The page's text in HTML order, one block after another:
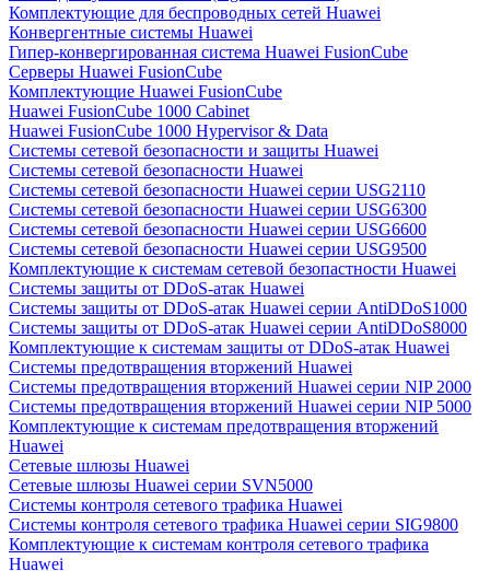
Комплектующие для беспроводных сетей Huawei
Конвергентные системы Huawei
Гипер-конвергированная система Huawei FusionCube
Серверы Huawei FusionCube
Комплектующие Huawei FusionCube
Huawei FusionCube 1000 Cabinet
Huawei FusionCube 1000 Hypervisor & Data
Системы сетевой безопасности и защиты Huawei
Системы сетевой безопасности Huawei
Системы сетевой безопасности Huawei серии USG2110
Системы сетевой безопасности Huawei серии USG6300
Системы сетевой безопасности Huawei серии USG6600
Системы сетевой безопасности Huawei серии USG9500
Комплектующие к системам сетевой безопастности Huawei
Системы защиты от DDoS-атак Huawei
Системы защиты от DDoS-атак Huawei серии AntiDDoS1000
Системы защиты от DDoS-атак Huawei серии AntiDDoS8000
Комплектующие к системам защиты от DDoS-атак Huawei
Системы предотвращения вторжений Huawei
Системы предотвращения вторжений Huawei серии NIP 2000
Системы предотвращения вторжений Huawei серии NIP 5000
Комплектующие к системам предотвращения вторжений
Huawei
Сетевые шлюзы Huawei
Сетевые шлюзы Huawei серии SVN5000
Системы контроля сетевого трафика Huawei
Системы контроля сетевого трафика Huawei серии SIG9800
Комплектующие к системам контроля сетевого трафика
Huawei